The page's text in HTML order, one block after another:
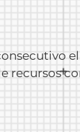
recursos